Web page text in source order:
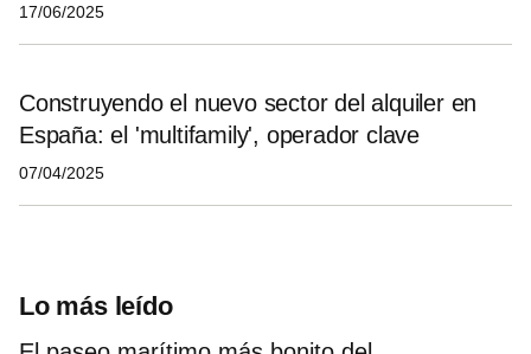
17/06/2025
Construyendo el nuevo sector del alquiler en
España: el 'multifamily', operador clave
07/04/2025
Lo más leído